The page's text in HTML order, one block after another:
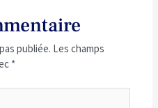
publiée. Les champs
*